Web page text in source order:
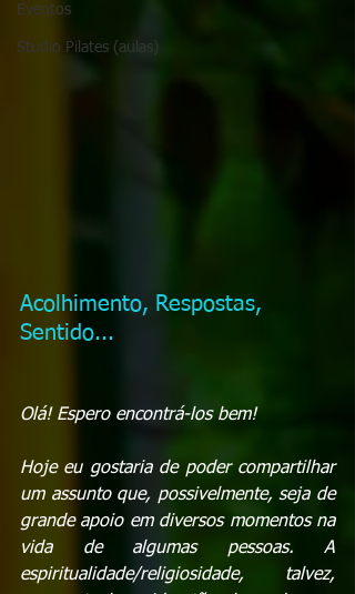
Eventos
Studio Pilates (aulas)
Acolhimento, Respostas,
Sentido...
Olá! Espero encontrá-los bem!
Hoje eu gostaria de poder compartilhar
um assunto que, possivelmente, seja de
grande apoio em diversos momentos na
vida de algumas pessoas. A
espiritualidade/religiosidade, talvez,